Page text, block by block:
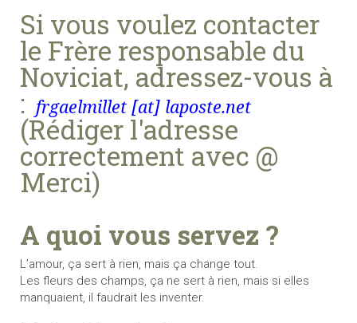
Si vous voulez contacter
le Frère responsable du
Noviciat, adressez-vous à
: frgaelmillet [at] laposte.net
(Rédiger l'adresse
correctement avec @
Merci)
A quoi vous servez ?
L’amour, ça sert à rien, mais ça change tout.
Les fleurs des champs, ça ne sert à rien, mais si elles
manquaient, il faudrait les inventer.